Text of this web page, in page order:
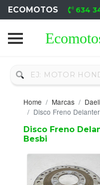
ECOMOTOS 634
Home
Nuevo
Neumáticos
Campa
Motores
Nuevos
Home Marcas
Disco Freno
Disco Freno
Besbi